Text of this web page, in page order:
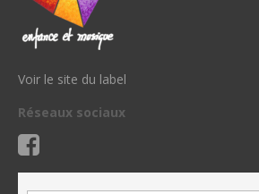
Voir le site du label
Réseaux sociaux